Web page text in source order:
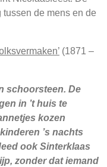
de mens en de
(1871 –
schoorsteen. De
in ’t huis te
kozen
’s nachts
ook Sinterklaas
zonder dat iemand